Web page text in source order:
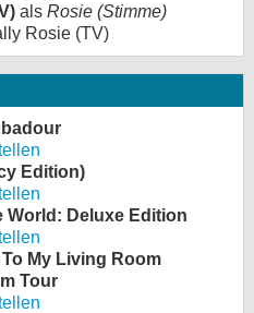
als Rosie (Stimme)
Rosie (TV)
Edition)
World: Deluxe Edition
My Living Room
Tour